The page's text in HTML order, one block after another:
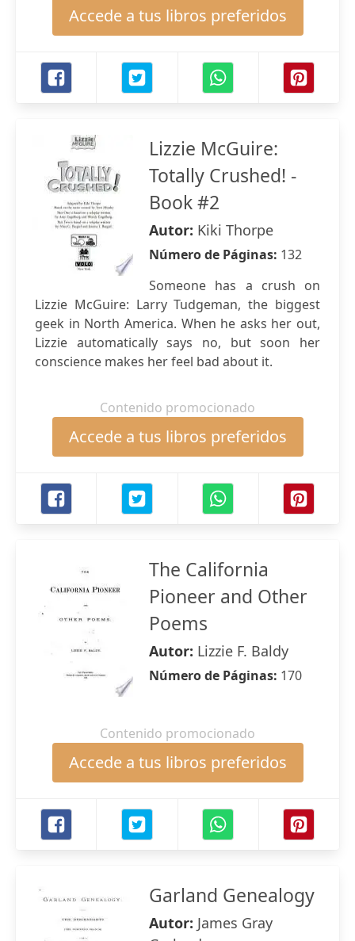
Accede a tus libros preferidos
Lizzie McGuire:
Totally Crushed! -
Book #2
Autor: Kiki Thorpe
Número de Páginas: 132
Someone has a crush on
Lizzie McGuire: Larry Tudgeman, the biggest
geek in North America. When he asks her out,
Lizzie automatically says no, but soon her
conscience makes her feel bad about it.
Contenido promocionado
Accede a tus libros preferidos
The California
Pioneer and Other
Poems
Autor: Lizzie F. Baldy
Número de Páginas: 170
Contenido promocionado
Accede a tus libros preferidos
Garland Genealogy
Autor: James Gray